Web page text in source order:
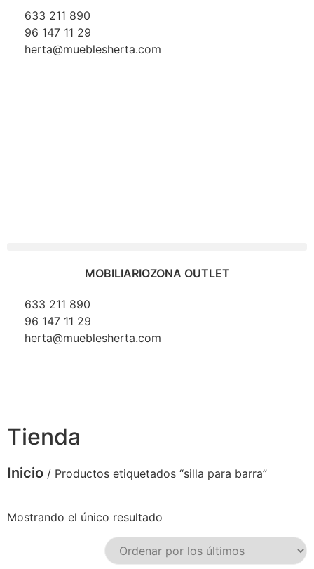
633 211 890
96 147 11 29
herta@mueblesherta.com
MOBILIARIOZONA OUTLET
633 211 890
96 147 11 29
herta@mueblesherta.com
Tienda
Inicio / Productos etiquetados “silla para barra”
Mostrando el único resultado